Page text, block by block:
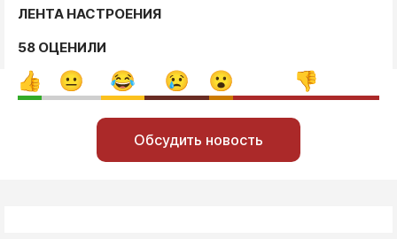
ЛЕНТА НАСТРОЕНИЯ
58 ОЦЕНИЛИ
Обсудить новость